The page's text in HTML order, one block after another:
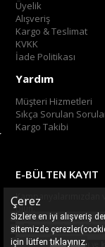
Üyelik
Alışveriş
Kargo & Teslimat
KVKK
İade Politikası
Yardım
Müşteri Hizmetleri
Sıkça Sorulan
Kargo Takibi
E-BÜLTEN KAYIT
olun.
Üyelik koşullarını
Çerez
Sizlere en iyi alışveriş
sitemizde
için lütfentıklayınız.